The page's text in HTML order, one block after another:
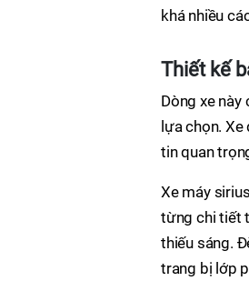
khá nhiều
Thiết kế
Dòng xe này
lựa chọn.
tin quan
Xe máy
từng chi tiết
thiếu sáng.
trang bị lớp